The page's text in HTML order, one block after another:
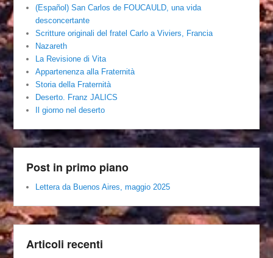
(Español) San Carlos de FOUCAULD, una vida
desconcertante
Scritture originali del fratel Carlo a Viviers, Francia
Nazareth
La Revisione di Vita
Appartenenza alla Fraternità
Storia della Fraternità
Deserto. Franz JALICS
Il giorno nel deserto
Post in primo piano
Lettera da Buenos Aires, maggio 2025
Articoli recenti